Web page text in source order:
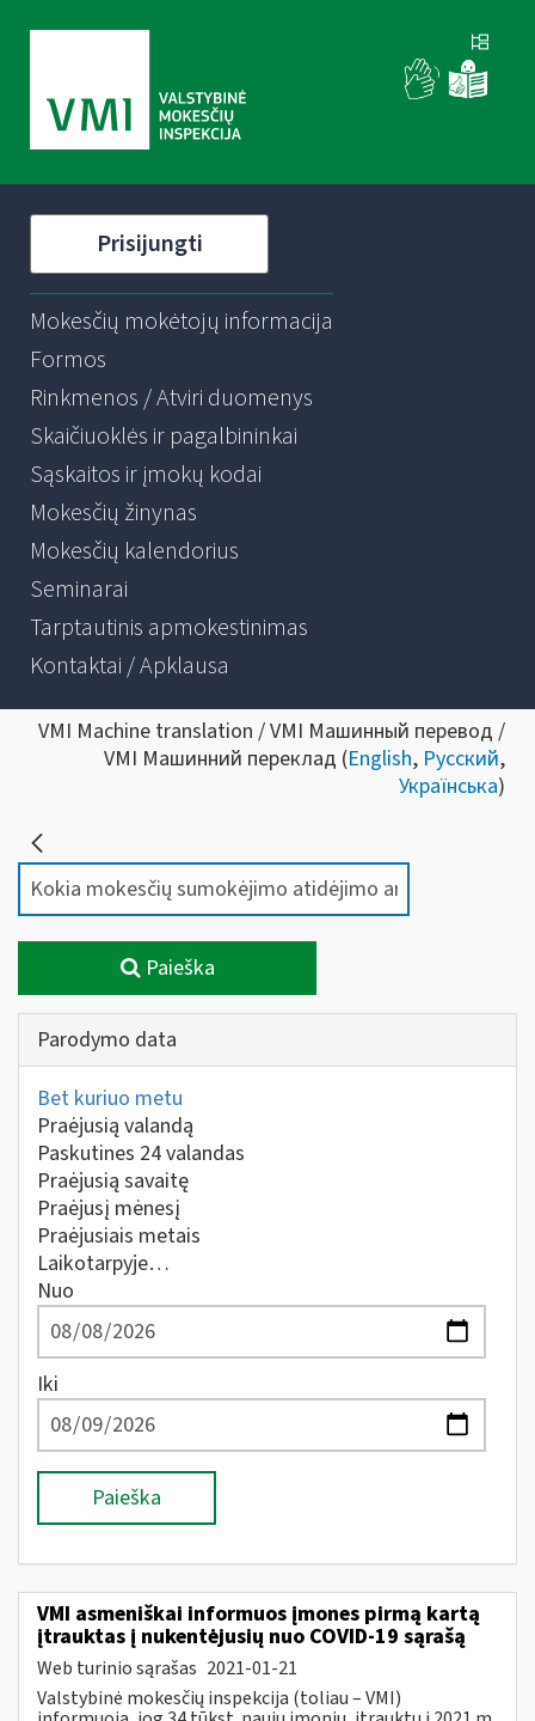
Prisijungti
Mokesčių mokėtojų informacija
Formos
Rinkmenos / Atviri duomenys
Skaičiuoklės ir pagalbininkai
Sąskaitos ir įmokų kodai
Mokesčių žinynas
Mokesčių kalendorius
Seminarai
Tarptautinis apmokestinimas
Kontaktai / Apklausa
VMI Machine translation / VMI Машинный перевод /
VMI Машинний переклад (English, Русский,
Українська)
Paieška
Parodymo data
Bet kuriuo metu
Praėjusią valandą
Paskutines 24 valandas
Praėjusią savaitę
Praėjusį mėnesį
Praėjusiais metais
Laikotarpyje…
Nuo
Iki
Paieška
VMI asmeniškai informuos įmones pirmą kartą
įtrauktas į nukentėjusių nuo COVID-19 sąrašą
Web turinio sąrašas 2021-01-21
Valstybinė mokesčių inspekcija (toliau – VMI)